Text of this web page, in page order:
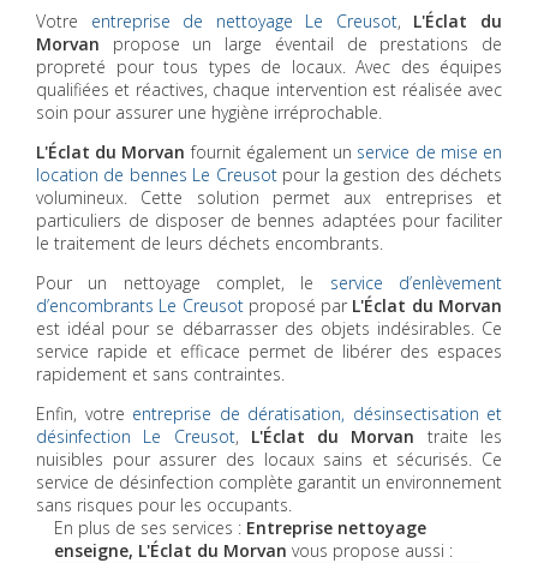
Votre entreprise de nettoyage Le Creusot, L'Éclat du
Morvan propose un large éventail de prestations de
propreté pour tous types de locaux. Avec des équipes
qualifiées et réactives, chaque intervention est réalisée avec
soin pour assurer une hygiène irréprochable.
L'Éclat du Morvan fournit également un service de mise en
location de bennes Le Creusotpour la gestion des déchets
volumineux. Cette solution permet aux entreprises et
particuliers de disposer de bennes adaptées pour faciliter
le traitement de leurs déchets encombrants.
Pour un nettoyage complet, le service d’enlèvement
d’encombrants Le Creusotproposé par L'Éclat du Morvan
est idéal pour se débarrasser des objets indésirables. Ce
service rapide et efficace permet de libérer des espaces
rapidement et sans contraintes.
Enfin, votre entreprise de dératisation, désinsectisation et
désinfection Le Creusot, L'Éclat du Morvan traite les
nuisibles pour assurer des locaux sains et sécurisés. Ce
service de désinfection complète garantit un environnement
sans risques pour les occupants.
En plus de ses services : Entreprise nettoyage
enseigne, L'Éclat du Morvan vous propose aussi :